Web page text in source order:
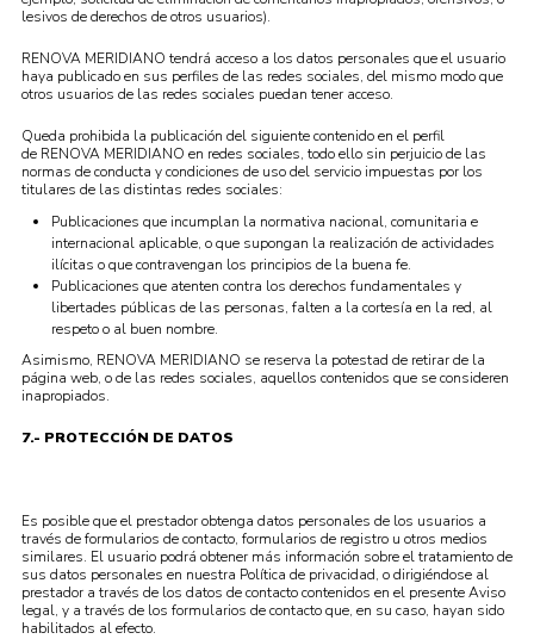
lesivos de derechos de otros usuarios).
RENOVA MERIDIANO tendrá acceso a los datos personales que el usuario
haya publicado en sus perfiles de las redes sociales, del mismo modo que
otros usuarios de las redes sociales puedan tener acceso.
Queda prohibida la publicación del siguiente contenido en el perfil
de RENOVA MERIDIANO en redes sociales, todo ello sin perjuicio de las
normas de conducta y condiciones de uso del servicio impuestas por los
titulares de las distintas redes sociales:
Publicaciones que incumplan la normativa nacional, comunitaria e
internacional aplicable, o que supongan la realización de actividades
ilícitas o que contravengan los principios de la buena fe.
Publicaciones que atenten contra los derechos fundamentales y
libertades públicas de las personas, falten a la cortesía en la red, al
respeto o al buen nombre.
Asimismo, RENOVA MERIDIANO se reserva la potestad de retirar de la
página web, o de las redes sociales, aquellos contenidos que se consideren
inapropiados.
7.- PROTECCIÓN DE DATOS
Es posible que el prestador obtenga datos personales de los usuarios a
través de formularios de contacto, formularios de registro u otros medios
similares. El usuario podrá obtener más información sobre el tratamiento de
sus datos personales en nuestra Política de privacidad, o dirigiéndose al
prestador a través de los datos de contacto contenidos en el presente Aviso
legal, y a través de los formularios de contacto que, en su caso, hayan sido
habilitados al efecto.